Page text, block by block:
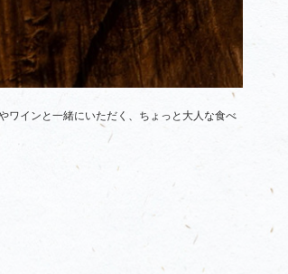
ワインと一緒にいただく、ちょっと大人な食べ